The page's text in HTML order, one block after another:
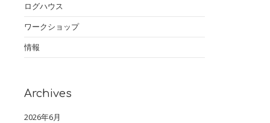
ログハウス
ワークショップ
情報
Archives
2026年6月